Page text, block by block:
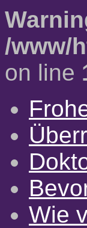
/www/
on line
Wie